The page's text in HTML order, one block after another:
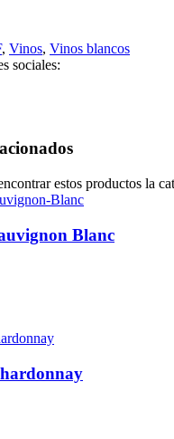
, Vinos, Vinos blancos
sociales:
estos productos la
Blanc